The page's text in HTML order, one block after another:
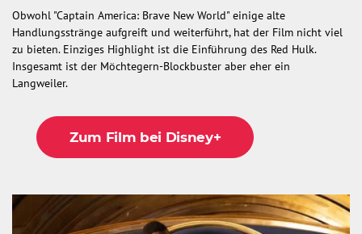
Obwohl "Captain America: Brave New World" einige alte
Handlungsstränge aufgreift und weiterführt, hat der Film nicht viel
zu bieten. Einziges Highlight ist die Einführung des Red Hulk.
Insgesamt ist der Möchtegern-Blockbuster aber eher ein
Langweiler.
Zum Film bei Disney+